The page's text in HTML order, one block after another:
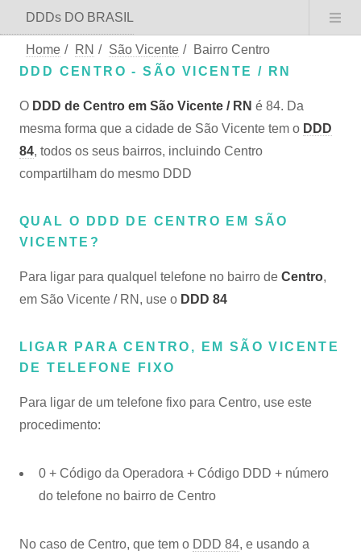
DDDs DO BRASIL
Home / RN / São Vicente /
Bairro Centro
DDD CENTRO - SÃO VICENTE / RN
O DDD de Centro em São Vicente / RN é 84. Da
mesma forma que a cidade de São Vicente tem o DDD
84, todos os seus bairros, incluindo Centro
compartilham do mesmo DDD
QUAL O DDD DE CENTRO EM SÃO
VICENTE?
Para ligar para qualquel telefone no bairro de Centro,
em São Vicente / RN, use o DDD 84
LIGAR PARA CENTRO, EM SÃO VICENTE
DE TELEFONE FIXO
Para ligar de um telefone fixo para Centro, use este
procedimento:
0 + Código da Operadora + Código DDD + número
do telefone no bairro de Centro
No caso de Centro, que tem o DDD 84, e usando a